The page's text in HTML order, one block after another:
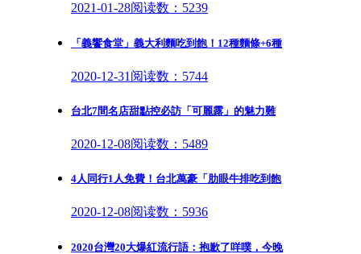
2021-01-28阅读数：5239
「義饗食堂」義大利麵吃到飽！12種麵條+6種
2020-12-31 阅读数：5744
台北7間名店甜點控必訪「可麗露」的魅力難
2020-12-08阅读数：5489
4人同行1人免費！台北萬豪「肋眼牛排吃到飽
2020-12-08阅读数：5936
2020台灣20大爆紅流行語：抱歉了咩噗，今晚